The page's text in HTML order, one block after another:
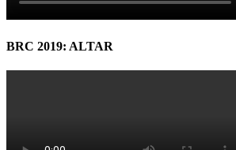
BRC 2019: ALTAR